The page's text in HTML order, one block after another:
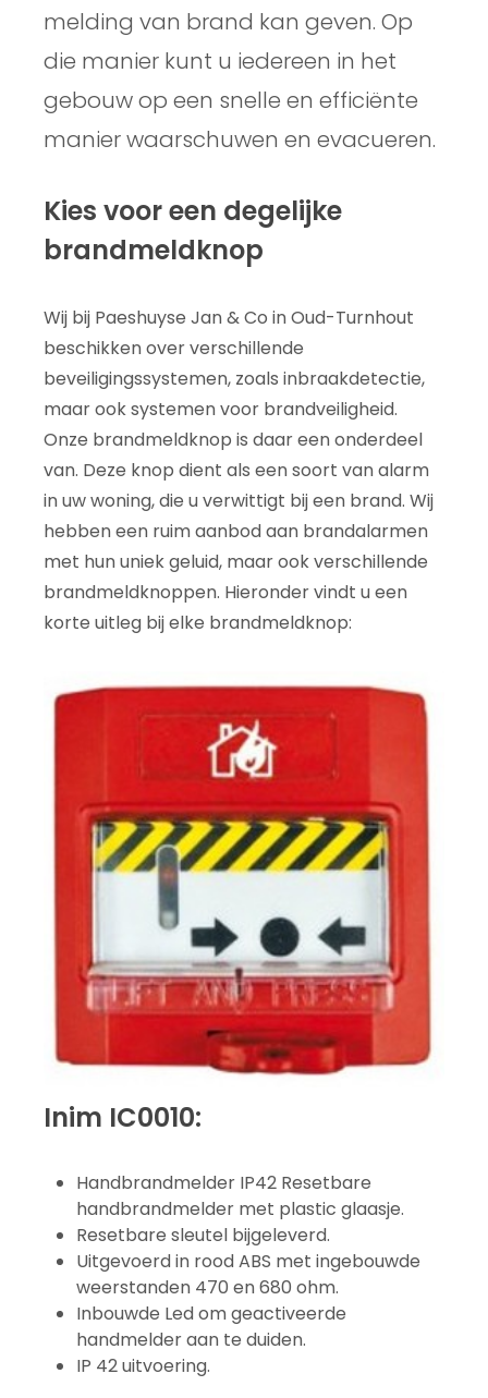
melding van brand kan geven. Op
die manier kunt u iedereen in het
gebouw op een snelle en efficiënte
manier waarschuwen en evacueren.
Kies voor een degelijke
brandmeldknop
Wij bij Paeshuyse Jan & Co in Oud-Turnhout
beschikken over verschillende
beveiligingssystemen, zoals inbraakdetectie,
maar ook systemen voor brandveiligheid.
Onze brandmeldknop is daar een onderdeel
van. Deze knop dient als een soort van alarm
in uw woning, die u verwittigt bij een brand. Wij
hebben een ruim aanbod aan brandalarmen
met hun uniek geluid, maar ook verschillende
brandmeldknoppen. Hieronder vindt u een
korte uitleg bij elke brandmeldknop:
Inim IC0010:
Handbrandmelder IP42 Resetbare
handbrandmelder met plastic glaasje.
Resetbare sleutel bijgeleverd.
Uitgevoerd in rood ABS met ingebouwde
weerstanden 470 en 680 ohm.
Inbouwde Led om geactiveerde
handmelder aan te duiden.
IP 42 uitvoering.